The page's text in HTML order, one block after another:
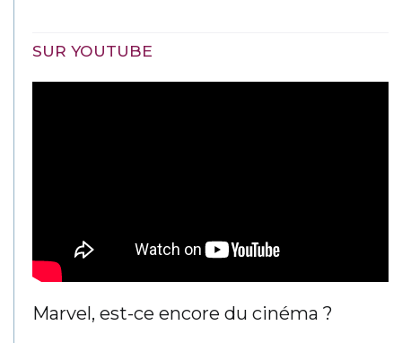
SUR YOUTUBE
Marvel, est-ce encore du cinéma ?